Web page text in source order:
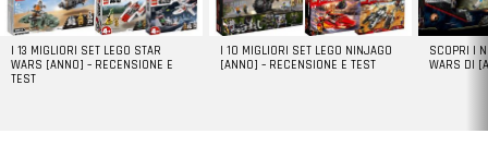
I 13 MIGLIORI SET LEGO STAR
WARS [ANNO] – RECENSIONE E
TEST
I 10 MIGLIORI SET LEGO NINJAGO
[ANNO] – RECENSIONE E TEST
SCOPRI I
WARS DI